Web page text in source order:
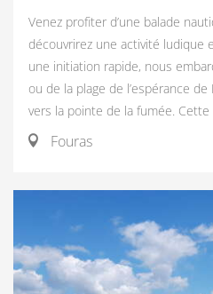
Venez profiter d’une balade
découvrirez une activité ludique
une initiation rapide, nous
ou de la plage de l’espérance
vers la pointe de la fumée. Cette
Fouras